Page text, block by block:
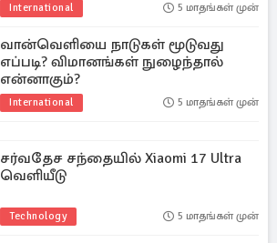
International 5 மாதங்கள் முன்
வான்வெளியை நாடுகள் மூடுவது
எப்படி? விமானங்கள் நுழைந்தால்
என்னாகும்?
International 5 மாதங்கள் முன்
சர்வதேச சந்தையில் Xiaomi 17 Ultra
வெளியீடு
Technology 5 மாதங்கள் முன்